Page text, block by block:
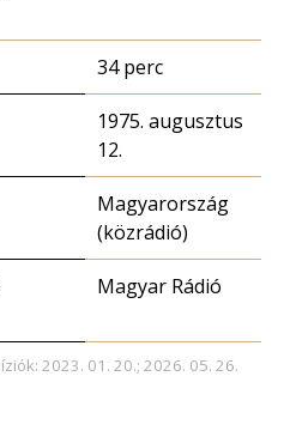
34 perc
1975. augusztus
12.
Magyarország
(közrádió)
Magyar Rádió
2023. 01. 20.; 2026. 05. 26.